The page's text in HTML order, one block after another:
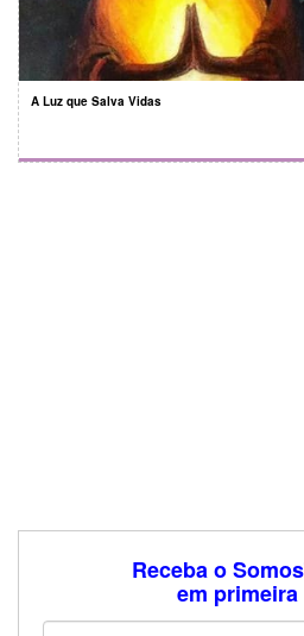
A Luz que Salva Vidas
Receba o
em primeira